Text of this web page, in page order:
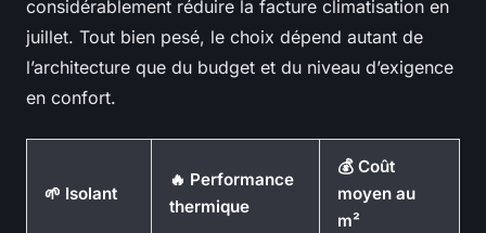
considérablement réduire la facture climatisation en
juillet. Tout bien pesé, le choix dépend autant de
l’architecture que du budget et du niveau d’exigence
en confort.
🌱 Isolant
🔥 Performance
thermique
💰 Coût
moyen au
m²